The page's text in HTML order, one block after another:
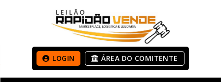
LOGIN ÁREA DO COMITENTE